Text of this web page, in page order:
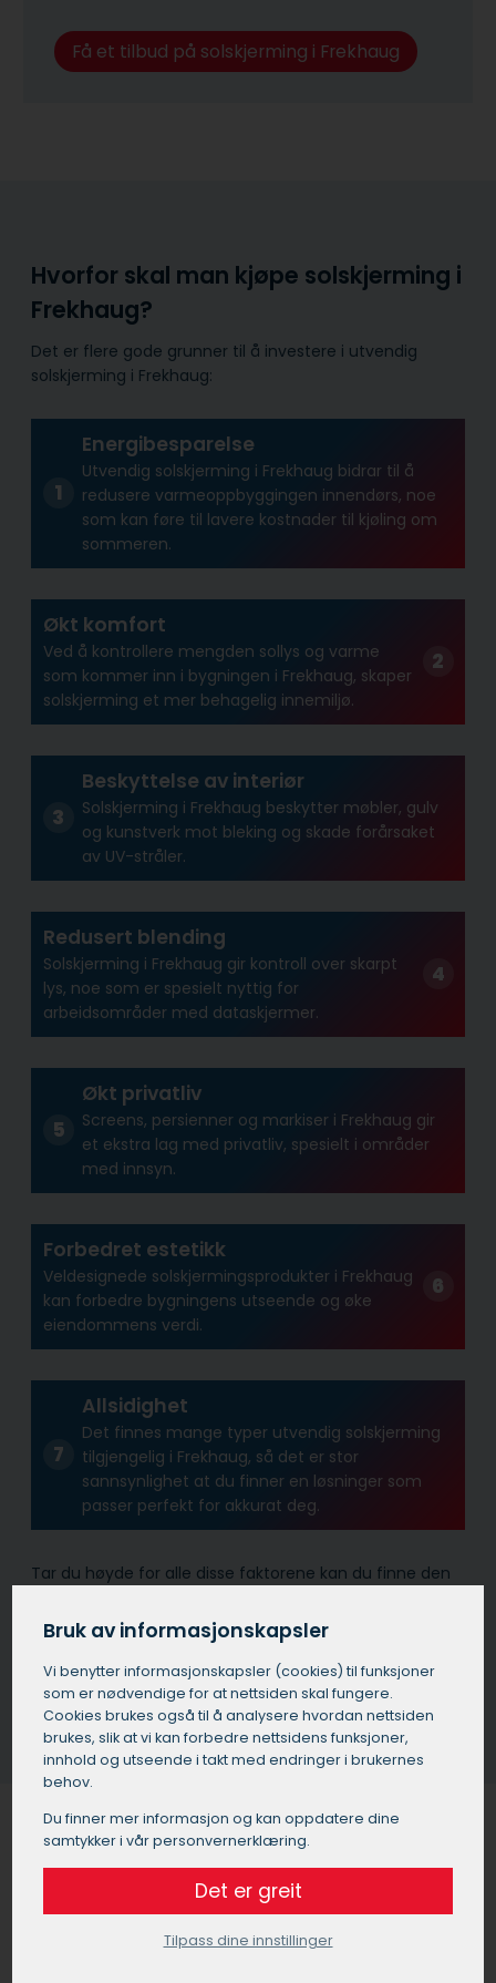
Få et tilbud på solskjerming i Frekhaug
Hvorfor skal man kjøpe solskjerming i
Frekhaug?
Det er flere gode grunner til å investere i utvendig
solskjerming i Frekhaug:
Energibesparelse
Utvendig solskjerming i Frekhaug bidrar til å
redusere varmeoppbyggingen innendørs, noe
som kan føre til lavere kostnader til kjøling om
sommeren.
Økt komfort
Ved å kontrollere mengden sollys og varme
som kommer inn i bygningen i Frekhaug, skaper
solskjerming et mer behagelig innemiljø.
Beskyttelse av interiør
Solskjerming i Frekhaug beskytter møbler, gulv
og kunstverk mot bleking og skade forårsaket
av UV-stråler.
Redusert blending
Solskjerming i Frekhaug gir kontroll over skarpt
lys, noe som er spesielt nyttig for
arbeidsområder med dataskjermer.
Økt privatliv
Screens, persienner og markiser i Frekhaug gir
et ekstra lag med privatliv, spesielt i områder
med innsyn.
Forbedret estetikk
Veldesignede solskjermingsprodukter i Frekhaug
kan forbedre bygningens utseende og øke
eiendommens verdi.
Allsidighet
Det finnes mange typer utvendig solskjerming
tilgjengelig i Frekhaug, så det er stor
sannsynlighet at du finner en løsninger som
passer perfekt for akkurat deg.
Tar du høyde for alle disse faktorene kan du finne den
ditt hjem eller din bedrift.
Få et tilbud på solskjerming i Frekhaug
Solskjerming for bedrifter og
kontorer i Frekhaug
Utvendig solskjerming i Frekhaug er ikke bare viktig for
Bruk av informasjonskapsler
Vi benytter informasjons­kapsler (cookies) til funksjoner
som er nødvendige for at nettsiden skal fungere.
Cookies brukes også til å analysere hvordan nettsiden
brukes, slik at vi kan forbedre nettsidens funksjoner,
innhold og utseende i takt med endringer i brukernes
behov.
Du finner mer informasjon og kan oppdatere dine
samtykker i vår personvernerklæring.
Det er greit
Tilpass dine innstillinger